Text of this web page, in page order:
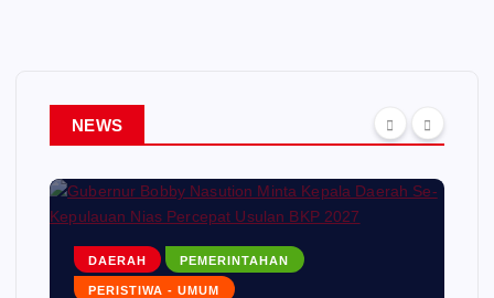
NEWS
DAERAH PEMERINTAHAN
PERISTIWA - UMUM